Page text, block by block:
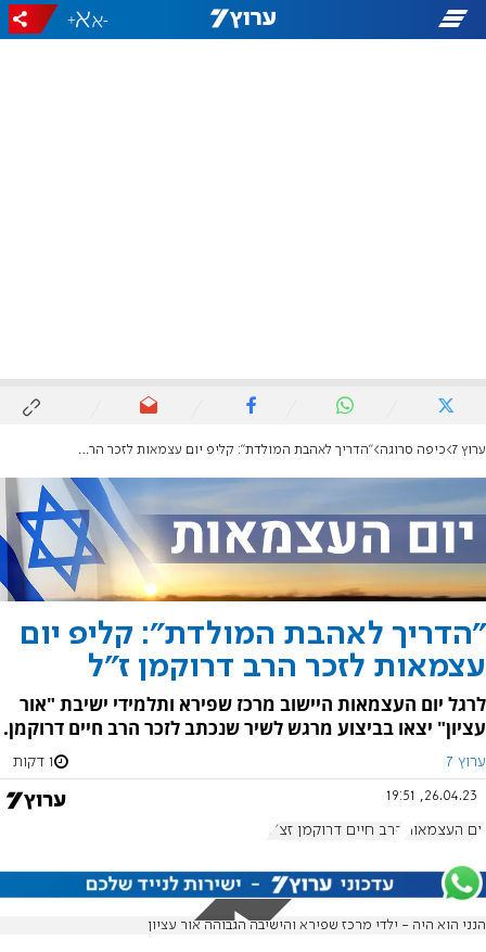
-
+
ערוץ 7 כיפה סרוגה "הדריך לאהבת המולדת": קליפ יום עצמאות לזכר הרב דרוקמן ז"ל
"הדריך לאהבת המולדת": קליפ יום
עצמאות לזכר הרב דרוקמן ז"ל
לרגל יום העצמאות היישוב מרכז שפירא ותלמידי ישיבת "אור
עציון" יצאו בביצוע מרגש לשיר שנכתב לזכר הרב חיים דרוקמן.
ערוץ 7 1 דקות
26.04.23, 19:51
יום העצמאות הרב חיים דרוקמן זצ"ל
הנני הוא היה - ילדי מרכז שפירא והישיבה הגבוהה אור עציון